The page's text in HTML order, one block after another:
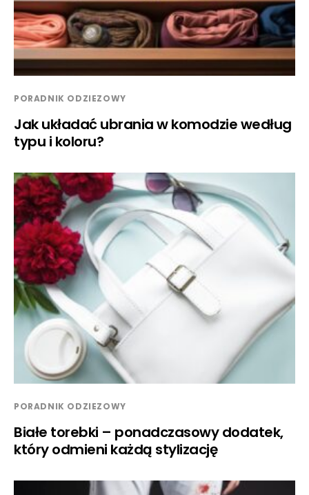
PORADNIK ODZIEZOWY
Jak układać ubrania w komodzie według
typu i koloru?
PORADNIK ODZIEZOWY
Białe torebki – ponadczasowy dodatek,
który odmieni każdą stylizację